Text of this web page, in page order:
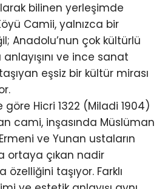
bilinen yerleşimde
Camii, yalnızca bir
Anadolu’nun çok kültürlü
ve ince sanat
eşsiz bir kültür mirası
Hicri 1322 (Miladi 1904)
cami, inşasında Müslüman
ve Yunan ustaların
ortaya çıkan nadir
taşıyor. Farklı